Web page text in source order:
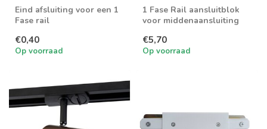
Eind afsluiting voor een 1
Fase rail
€0,40
Op voorraad
1 Fase Rail aansluitblok
voor middenaansluiting
€5,70
Op voorraad